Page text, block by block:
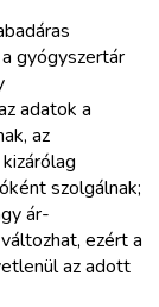
gyógyszertár
adatok a
az
szolgálnak;
ár-
ezért a
az adott